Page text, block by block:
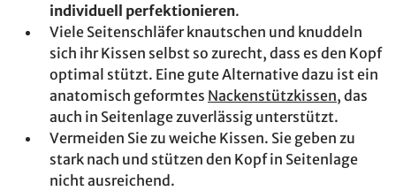
individuell perfektionieren.
Viele Seitenschläfer knautschen und knuddeln
sich ihr Kissen selbst so zurecht, dass es den Kopf
optimal stützt. Eine gute Alternative dazu ist ein
anatomisch geformtes Nackenstützkissen, das
auch in Seitenlage zuverlässig unterstützt.
Vermeiden Sie zu weiche Kissen. Sie geben zu
stark nach und stützen den Kopf in Seitenlage
nicht ausreichend.